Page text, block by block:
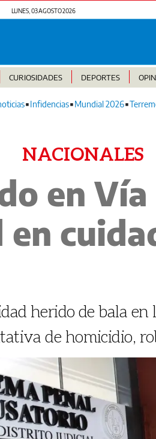
LUNES, 03 AGOSTO 2026
CURIOSIDADES DEPORTES
Infidencias Mundial 2026
NACIONALES
en
herido de bala
de homicidio,